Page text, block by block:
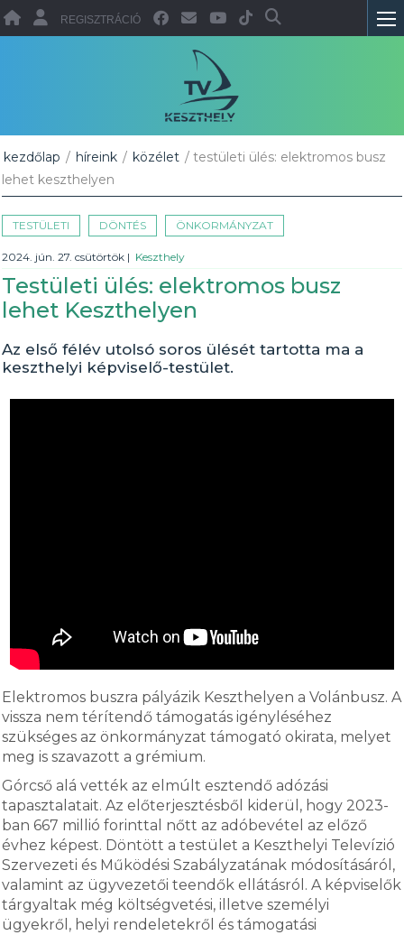
REGISZTRÁCIÓ
kezdőlap / híreink / közélet / testületi ülés: elektromos busz
lehet keszthelyen
TESTÜLETI DÖNTÉS ÖNKORMÁNYZAT
2024. jún. 27. csütörtök | Keszthely
Testületi ülés: elektromos busz
lehet Keszthelyen
Az első félév utolsó soros ülését tartotta ma a
keszthelyi képviselő-testület.
Elektromos buszra pályázik Keszthelyen a Volánbusz. A
vissza nem térítendő támogatás igényléséhez
szükséges az önkormányzat támogató okirata, melyet
meg is szavazott a grémium.
Górcső alá vették az elmúlt esztendő adózási
tapasztalatait. Az előterjesztésből kiderül, hogy 2023-
ban 667 millió forinttal nőtt az adóbevétel az előző
évhez képest. Döntött a testület a Keszthelyi Televízió
Szervezeti és Működési Szabályzatának módosításáról,
valamint az ügyvezetői teendők ellátásról. A képviselők
tárgyaltak még költségvetési, illetve személyi
ügyekről, helyi rendeletekről és támogatási